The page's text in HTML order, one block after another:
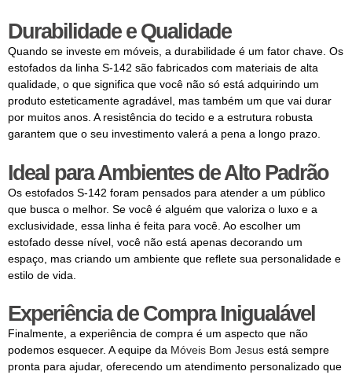
Durabilidade e Qualidade
Quando se investe em móveis, a durabilidade é um fator chave. Os
estofados da linha S-142 são fabricados com materiais de alta
qualidade, o que significa que você não só está adquirindo um
produto esteticamente agradável, mas também um que vai durar
por muitos anos. A resistência do tecido e a estrutura robusta
garantem que o seu investimento valerá a pena a longo prazo.
Ideal para Ambientes de Alto Padrão
Os estofados S-142 foram pensados para atender a um público
que busca o melhor. Se você é alguém que valoriza o luxo e a
exclusividade, essa linha é feita para você. Ao escolher um
estofado desse nível, você não está apenas decorando um
espaço, mas criando um ambiente que reflete sua personalidade e
estilo de vida.
Experiência de Compra Inigualável
Finalmente, a experiência de compra é um aspecto que não
podemos esquecer. A equipe da Móveis Bom Jesus está sempre
pronta para ajudar, oferecendo um atendimento personalizado que